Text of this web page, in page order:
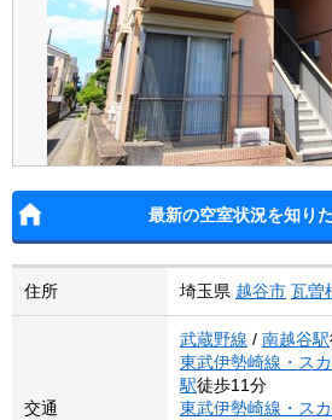
最新の空室状況を知り
住所 埼玉県 越谷市 瓦曽
交通
武蔵野線 / 南越谷駅
東武伊勢崎線・ス
駅徒歩11分
東武伊勢崎線・ス